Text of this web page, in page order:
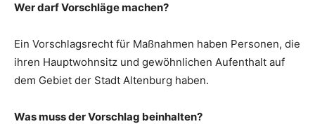
Wer darf Vorschläge machen?
Ein Vorschlagsrecht für Maßnahmen haben Personen, die
ihren Hauptwohnsitz und gewöhnlichen Aufenthalt auf
dem Gebiet der Stadt Altenburg haben.
Was muss der Vorschlag beinhalten?